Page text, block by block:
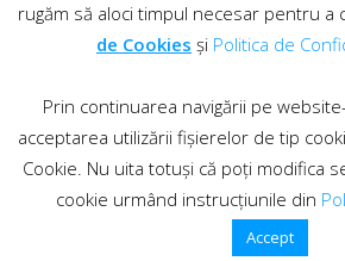
Contact·Regulament
© 2019 PortalCJ.ro. Toate drepturile
rugăm să aloci timpul necesar pentru a
de Cookies și Politica de
Prin continuarea navigării pe
acceptarea utilizării fișierelor de tip
Cookie. Nu uita totuși că poți modifica
cookie urmând instrucțiunile din
Accept